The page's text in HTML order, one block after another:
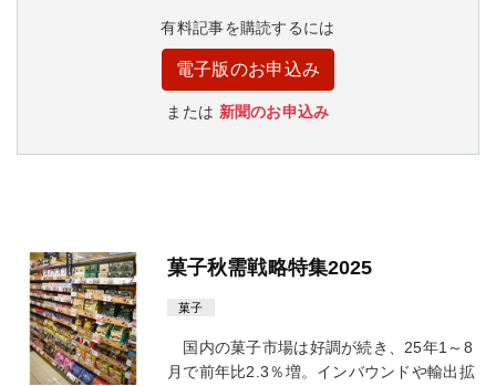
有料記事を購読するには
電子版のお申込み
または 新聞のお申込み
菓子秋需戦略特集2025
菓子
国内の菓子市場は好調が続き、25年1～8
月で前年比2.3％増。インバウンドや輸出拡